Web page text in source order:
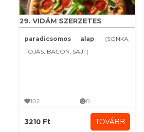
29. VIDÁM SZERZETES
paradicsomos alap, (SONKA,
TOJÁS, BACON, SAJT)
102 0
3210 Ft TOVÁBB